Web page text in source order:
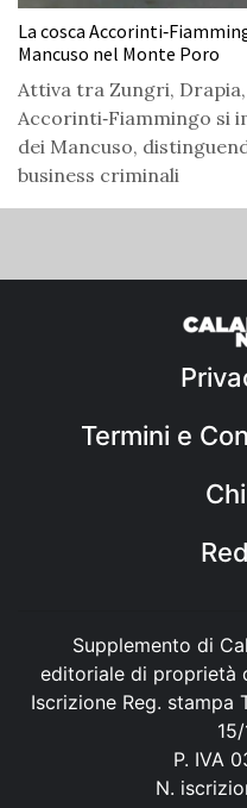
La cosca
Mancuso nel Monte Poro
Attiva tra Zungri,
Accorinti‑Fiammingo si
dei Mancuso,
business criminali
Termini e
Supplemento di
editoriale di proprietà
Iscrizione Reg. stampa
P. IVA
N.